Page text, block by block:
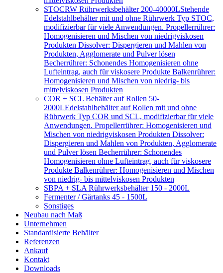
STOCRW Rührwerksbehälter 200-40000LStehende
Edelstahlbehälter mit und ohne Rührwerk Typ STOC,
modifizierbar für viele Anwendungen. Propellerrührer:
Homogenisieren und Mischen von niedrigviskosen
Produkten Dissolver: Dispergieren und Mahlen von
Produkten, Agglomerate und Pulver lösen
Becherrührer: Schonendes Homogenisieren ohne
Lufteintrag, auch für viskosere Produkte Balkenrührer:
Homogenisieren und Mischen von niedrig- bis
mittelviskosen Produkten
COR + SCL Behälter auf Rollen 50-
2000LEdelstahlbehälter auf Rollen mit und ohne
Rührwerk Typ COR und SCL, modifizierbar für viele
Anwendungen. Propellerrührer: Homogenisieren und
Mischen von niedrigviskosen Produkten Dissolver:
Dispergieren und Mahlen von Produkten, Agglomerate
und Pulver lösen Becherrührer: Schonendes
Homogenisieren ohne Lufteintrag, auch für viskosere
Produkte Balkenrührer: Homogenisieren und Mischen
von niedrig- bis mittelviskosen Produkten
SBPA + SLA Rührwerksbehälter 150 - 2000L
Fermenter / Gärtanks 45 - 1500L
Sonstiges
Neubau nach Maß
Unternehmen
Standardisierte Behälter
Referenzen
Ankauf
Kontakt
Downloads